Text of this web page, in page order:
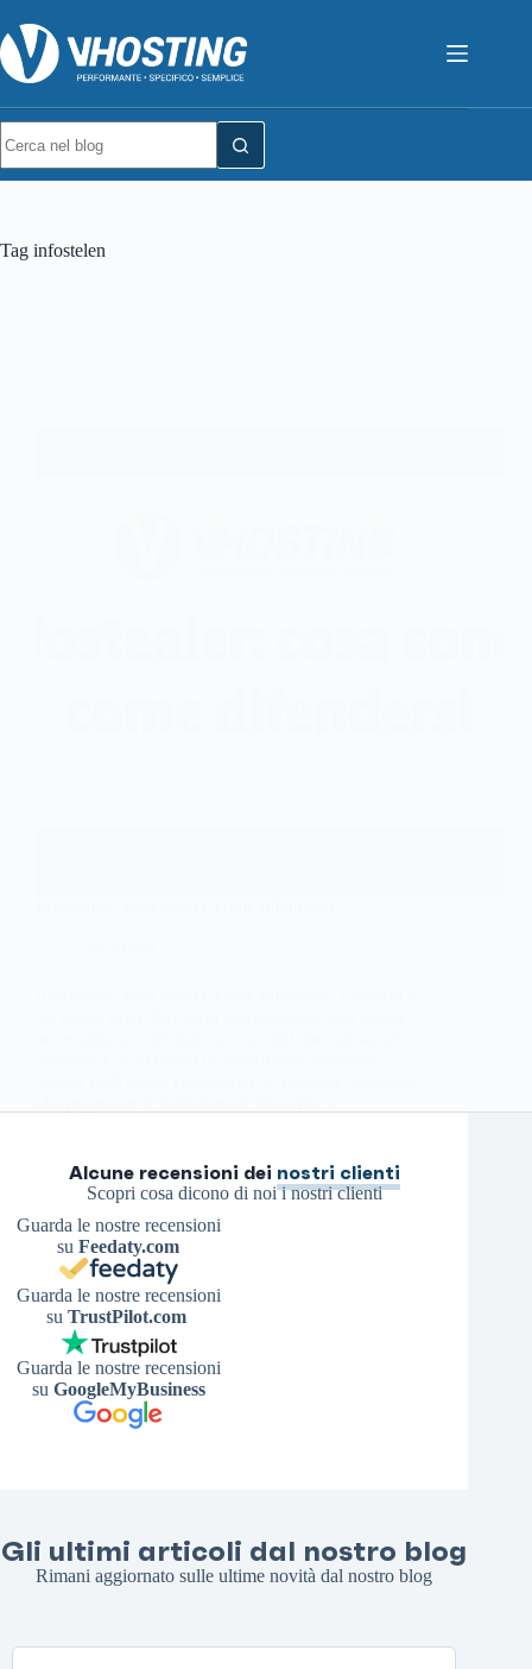
Tag infostelen
Alcune recensioni dei nostri clienti
Scopri cosa dicono di noi i nostri clienti
Guarda le nostre recensioni
suFeedaty.com
Guarda le nostre recensioni
su TrustPilot.com
Guarda le nostre recensioni
su GoogleMyBusiness
Gli ultimi articoli dal nostro blog
Rimani aggiornato sulle ultime novità dal nostro blog